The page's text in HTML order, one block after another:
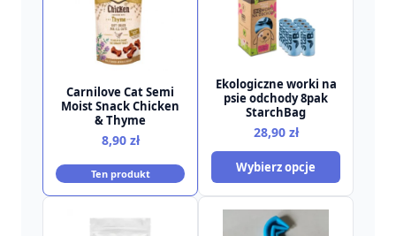
Carnilove Cat Semi
Moist Snack Chicken
& Thyme
8,90 zł
Ten produkt
Ekologiczne worki na
psie odchody 8pak
StarchBag
28,90 zł
Wybierz opcje